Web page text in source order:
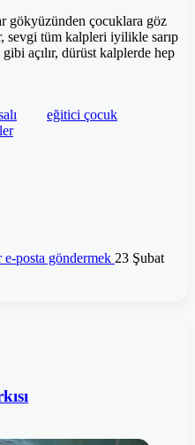
gökyüzünden çocuklara göz
sevgi tüm kalpleri iyilikle sarıp
açılır, dürüst kalplerde hep
eğitici çocuk
e-posta göndermek 23 Şubat